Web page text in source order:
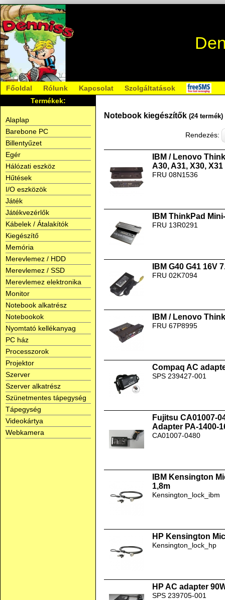
Főoldal Rólunk Kapcsolat
Szolgáltatások
Termékek:
Alaplap
Barebone PC
Billentyűzet
Egér
Hálózati eszköz
Hűtések
I/O eszközök
Játék
Játékvezérlők
Kábelek / Átalakítók
Kiegészítő
Memória
Merevlemez / HDD
Merevlemez / SSD
Merevlemez elektronika
Monitor
Notebook alkatrész
Notebookok
Nyomtató kellékanyag
PC ház
Processzorok
Projektor
Szerver
Szerver alkatrész
Szünetmentes tápegység
Tápegység
Videokártya
Webkamera
Notebook kiegészítők (24 termék)
Rendezés:
IBM / Lenovo
A30, A31, X30,
FRU 08N1536
IBM ThinkPad
FRU 13R0291
IBM G40 G41 16V
FRU 02K7094
IBM / Lenovo
FRU 67P8995
Compaq AC
SPS 239427-001
Fujitsu CA01007-
Adapter PA-1400-
CA01007-0480
IBM Kensington
1,8m
Kensington_lock_ibm
HP Kensington
Kensington_lock_hp
HP AC adapter
SPS 239705-001